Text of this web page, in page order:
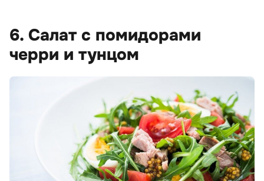
6. Салат с помидорами
черри и тунцом